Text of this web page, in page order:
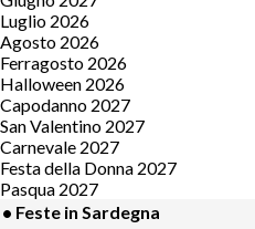
Luglio 2026
Agosto 2026
Ferragosto 2026
Halloween 2026
Capodanno 2027
San Valentino 2027
Carnevale 2027
Festa della Donna 2027
Pasqua 2027
• Feste in Sardegna